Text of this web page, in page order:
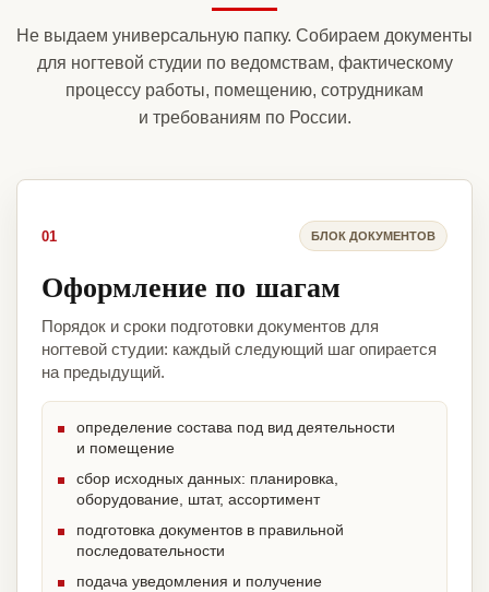
Не выдаем универсальную папку. Собираем документы
для ногтевой студии по ведомствам, фактическому
процессу работы, помещению, сотрудникам
и требованиям по России.
01 БЛОК ДОКУМЕНТОВ
Оформление по шагам
Порядок и сроки подготовки документов для
ногтевой студии: каждый следующий шаг опирается
на предыдущий.
определение состава под вид деятельности
и помещение
сбор исходных данных: планировка,
оборудование, штат, ассортимент
подготовка документов в правильной
последовательности
подача уведомления и получение